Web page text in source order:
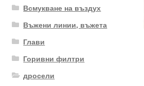
Всмукване на въздух
Въжени линии, въжета
Глави
Горивни филтри
дросели